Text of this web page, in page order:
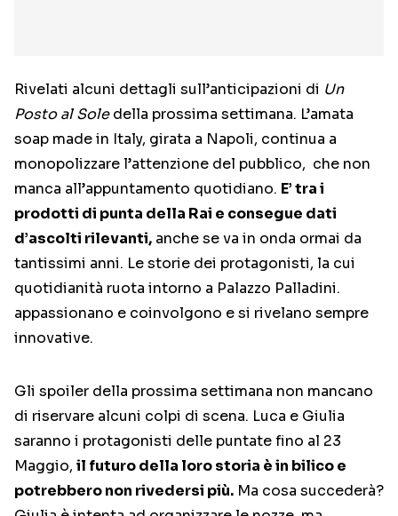
Rivelati alcuni dettagli sull’anticipazioni di Un
Posto al Soledella prossima settimana. L’amata
soap made in Italy, girata a Napoli, continua a
monopolizzare l’attenzione del pubblico, che non
manca all’appuntamento quotidiano. E’ tra i
prodotti di punta della Rai e consegue dati
d’ascolti rilevanti, anche se va in onda ormai da
tantissimi anni. Le storie dei protagonisti, la cui
quotidianità ruota intorno a Palazzo Palladini.
appassionano e coinvolgono e si rivelano sempre
innovative.
Gli spoiler della prossima settimana non mancano
di riservare alcuni colpi di scena. Luca e Giulia
saranno i protagonisti delle puntate fino al 23
Maggio, il futuro della loro storia è in bilico e
potrebbero non rivedersi più. Ma cosa succederà?